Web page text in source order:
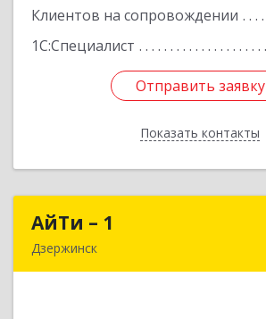
Клиентов на сопровождении
1С:Специалист
Отправить заявку
Показать контакты
Отправить заявку
Назад
АйТи – 1
Дзержинск